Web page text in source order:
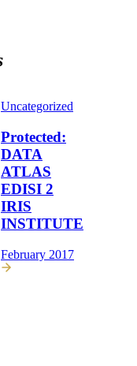
Uncategorized
Protected:
DATA
ATLAS
EDISI 2
IRIS
INSTITUTE
February 2017